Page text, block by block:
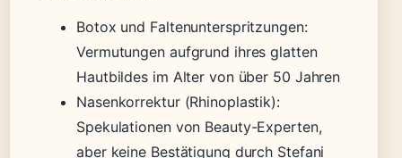
Botox und Faltenunterspritzungen:
Vermutungen aufgrund ihres glatten
Hautbildes im Alter von über 50 Jahren
Nasenkorrektur (Rhinoplastik):
Spekulationen von Beauty-Experten,
aber keine Bestätigung durch Stefani